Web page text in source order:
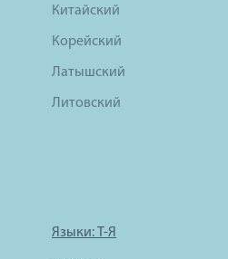
Китайский
Корейский
Латышский
Литовский
Языки: Т-Я